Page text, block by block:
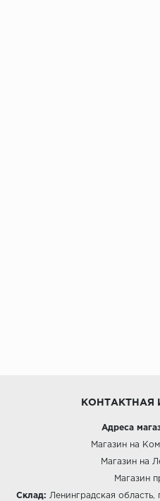
КОНТАКТНАЯ
Адреса
Магазин на
Магазин на
Магазин
Склад: Ленинградская